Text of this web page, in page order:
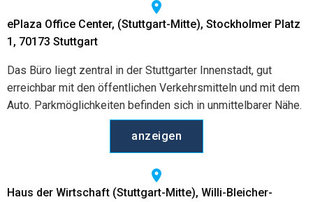
ePlaza Office Center, (Stuttgart-Mitte), Stockholmer Platz
1, 70173 Stuttgart
Das Büro liegt zentral in der Stuttgarter Innenstadt, gut
erreichbar mit den öffentlichen Verkehrsmitteln und mit dem
Auto. Parkmöglichkeiten befinden sich in unmittelbarer Nähe.
anzeigen
Haus der Wirtschaft (Stuttgart-Mitte), Willi-Bleicher-